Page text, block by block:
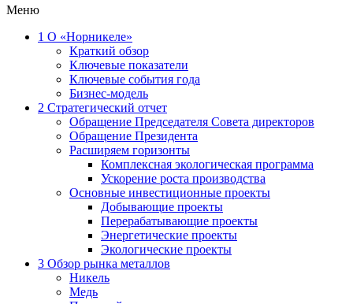
Меню
1 О «Норникеле»
Краткий обзор
Ключевые показатели
Ключевые события года
Бизнес-модель
2 Стратегический отчет
Обращение Председателя Совета директоров
Обращение Президента
Расширяем горизонты
Комплексная экологическая программа
Ускорение роста производства
Основные инвестиционные проекты
Добывающие проекты
Перерабатывающие проекты
Энергетические проекты
Экологические проекты
3 Обзор рынка металлов
Никель
Медь